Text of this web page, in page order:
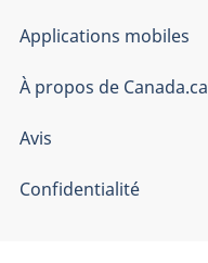
du
gouvernement
du
Canada
Applications mobiles
À propos de Canada.ca
Avis
Confidentialité